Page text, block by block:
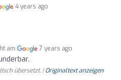
4 years ago
am 7 years ago
übersetzt. |Originaltext anzeigen